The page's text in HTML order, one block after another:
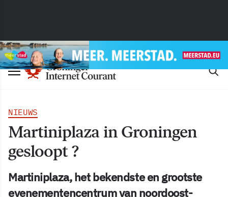
NIEUWS
Martiniplaza in Groningen
gesloopt ?
Martiniplaza, het bekendste en grootste
evenementencentrum van noordoost-